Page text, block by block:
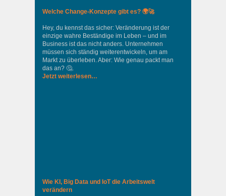
Welche Change-Konzepte gibt es? 🌍🚀
Hey, du kennst das sicher: Veränderung ist der
einzige wahre Beständige im Leben – und im
Business ist das nicht anders. Unternehmen
müssen sich ständig weiterentwickeln, um am
Markt zu überleben. Aber: Wie genau packt man
das an? 🤔.
Jetzt weiterlesen…
Wie KI, Big Data und IoT die Arbeitswelt
verändern